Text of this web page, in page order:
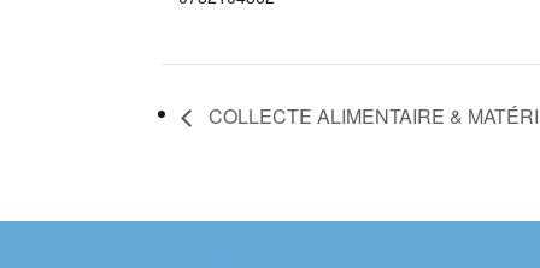
COLLECTE ALIMENTAIRE &